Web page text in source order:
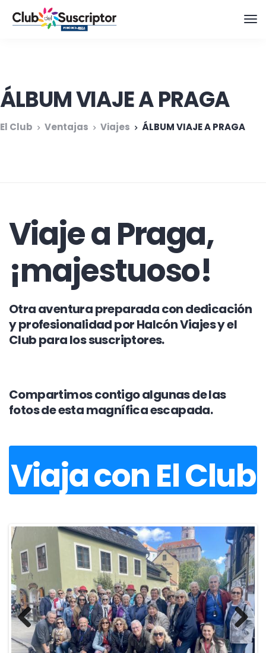
ÁLBUM VIAJE A PRAGA
El Club Ventajas Viajes ÁLBUM VIAJE A PRAGA
Viaje a Praga,
¡majestuoso!
Otra aventura preparada con dedicación
y profesionalidad por Halcón Viajes y el
Club para los suscriptores.
Compartimos contigo algunas de las
fotos de esta magnífica escapada.
Viaja con El Club
Previous Next